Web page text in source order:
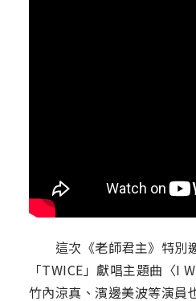
這次《老師君主》特別
「TWICE」獻唱主題曲〈I
竹內涼真、濱邊美波等演員